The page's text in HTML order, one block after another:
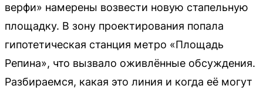
верфи» намерены возвести новую стапельную
площадку. В зону проектирования попала
гипотетическая станция метро «Площадь
Репина», что вызвало оживлённые обсуждения.
Разбираемся, какая это линия и когда её могут